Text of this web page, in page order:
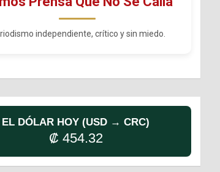
independiente, crítico y sin miedo.
EL DÓLAR HOY (USD → CRC)
₡ 454.32